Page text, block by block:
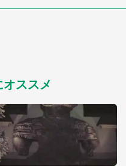
ススメ